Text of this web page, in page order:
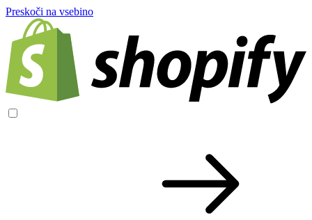
Preskoči na vsebino